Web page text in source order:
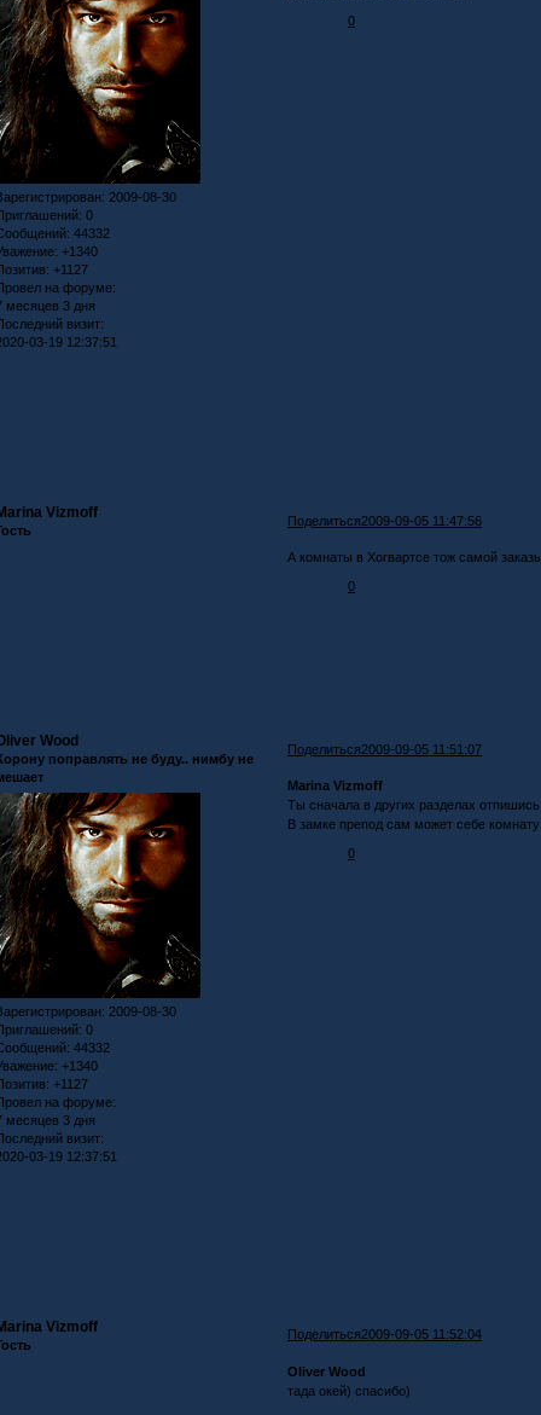
: 2009-08-30
0
44332
+1340
+1127
на форуме:
месяцев 3 дня
визит:
03-19 12:37:51
0
Поделиться2009-09-05 11:47:56
Vizmoff
А комнаты в Хогвартсе тож самой
0
Поделиться2009-09-05 11:51:07
Wood
поправлять не буду.. нимбу не
: 2009-08-30
0
44332
+1340
+1127
на форуме:
месяцев 3 дня
визит:
03-19 12:37:51
Marina Vizmoff
Ты сначала в других разделах
В замке препод сам может себе
0
Поделиться2009-09-05 11:52:04
Vizmoff
Oliver Wood
тада окей) спасибо)